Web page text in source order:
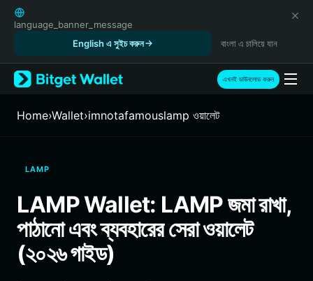
English
日本語
Русский
Español (Latinoamérica)
Türkçe
Italiano
繁體中文
Português (Portugal)
Bahasa Indonesia
ภาษาไทย
language_banner_message
English এ সুইচ করুন
বাংলা এ চালিয়ে যান
এখনই ডাউনলোড করুন
Home›Wallet›imnotafamouslamp ওয়ালেট
LAMP
LAMP Wallet: LAMP জমা রাখা,
পাঠানো এবং ব্যবহারের সেরা ওয়ালেট
(২০২৬ গাইড)